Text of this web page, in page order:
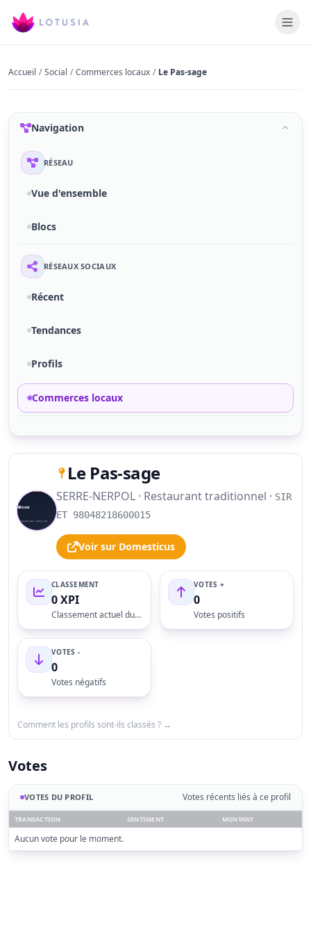
Accueil / Social / Commerces locaux / Le Pas-sage
Navigation
RÉSEAU
Vue d'ensemble
Blocs
RÉSEAUX SOCIAUX
Récent
Tendances
Profils
Commerces locaux
Le Pas-sage
SERRE-NERPOL · Restaurant traditionnel · SIR
ET 98048218600015
Voir sur Domesticus
CLASSEMENT
0 XPI
Classement actuel du profil
VOTES +
0
Votes positifs
VOTES -
0
Votes négatifs
Comment les profils sont-ils classés ? →
Votes
VOTES DU PROFIL Votes récents liés à ce profil
TRANSACTION SENTIMENT MONTANT
Aucun vote pour le moment.